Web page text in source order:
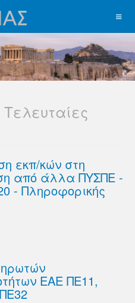
εκπ/κών στη
από άλλα ΠΥΣΠΕ -
- Πληροφορικής
ΕΑΕ ΠΕ11,